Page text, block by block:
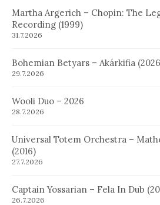
Martha Argerich – Chopin: The
Recording (1999)
31.7.2026
Bohemian Betyars – Akárkifia
29.7.2026
Wooli Duo – 2026
28.7.2026
Universal Totem Orchestra –
(2016)
27.7.2026
Captain Yossarian – Fela In Dub
26.7.2026